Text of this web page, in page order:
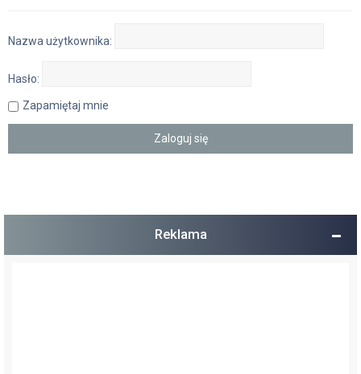
Nazwa użytkownika:
Hasło:
Zapamiętaj mnie
Reklama